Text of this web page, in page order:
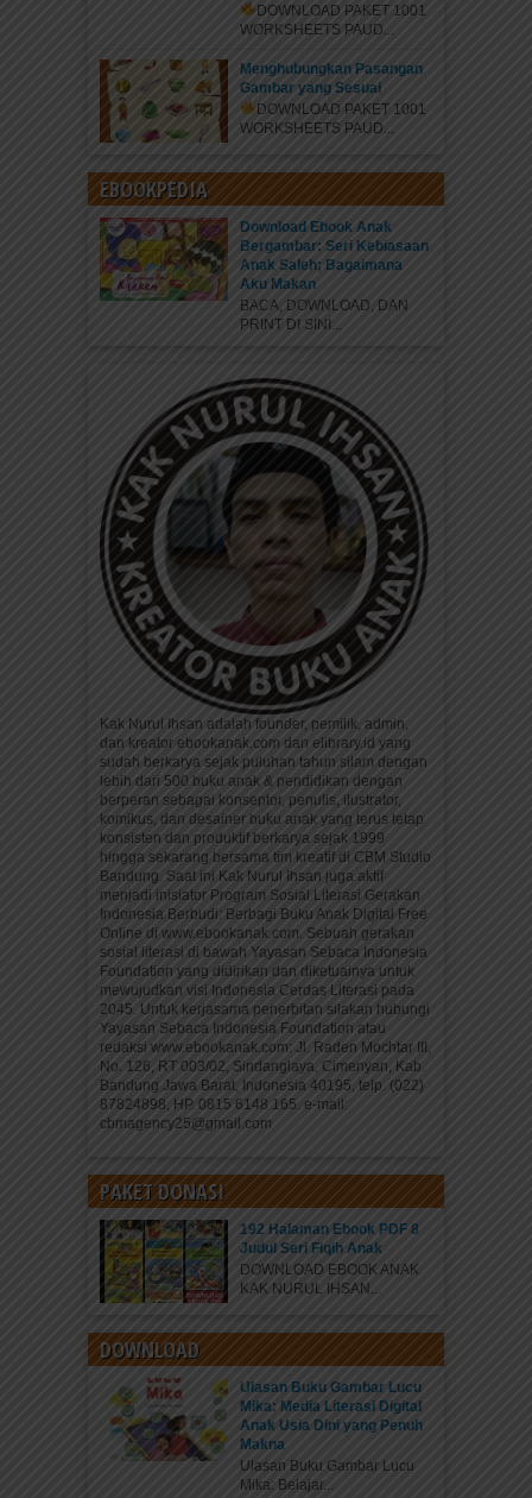
DOWNLOAD PAKET 1001
WORKSHEETS PAUD...
Menghubungkan Pasangan
Gambar yang Sesuai
DOWNLOAD PAKET 1001
WORKSHEETS PAUD...
EBOOKPEDIA
Download Ebook Anak
Bergambar: Seri Kebiasaan
Anak Saleh; Bagaimana
Aku Makan
BACA, DOWNLOAD, DAN
PRINT DI SINI...
Kak Nurul Ihsan adalah founder, pemilik, admin,
dan kreator ebookanak.com dan elibrary.id yang
sudah berkarya sejak puluhan tahun silam dengan
lebih dari 500 buku anak & pendidikan dengan
berperan sebagai konseptor, penulis, ilustrator,
komikus, dan desainer buku anak yang terus tetap
konsisten dan produktif berkarya sejak 1999
hingga sekarang bersama tim kreatif di CBM Studio
Bandung. Saat ini Kak Nurul Ihsan juga aktif
menjadi inisiator Program Sosial Literasi Gerakan
Indonesia Berbudi: Berbagi Buku Anak Digital Free
Online di www.ebookanak.com. Sebuah gerakan
sosial literasi di bawah Yayasan Sebaca Indonesia
Foundation yang didirikan dan diketuainya untuk
mewujudkan visi Indonesia Cerdas Literasi pada
2045. Untuk kerjasama penerbitan silakan hubungi
Yayasan Sebaca Indonesia Foundation atau
redaksi www.ebookanak.com: Jl. Raden Mochtar III,
No. 126, RT 003/02, Sindanglaya, Cimenyan, Kab.
Bandung Jawa Barat, Indonesia 40195, telp. (022)
87824898, HP. 0815 6148 165. e-mail:
cbmagency25@gmail.com
PAKET DONASI
192 Halaman Ebook PDF 8
Judul Seri Fiqih Anak
DOWNLOAD EBOOK ANAK
KAK NURUL IHSAN...
DOWNLOAD
Ulasan Buku Gambar Lucu
Mika: Media Literasi Digital
Anak Usia Dini yang Penuh
Makna
Ulasan Buku Gambar Lucu
Mika: Belajar...